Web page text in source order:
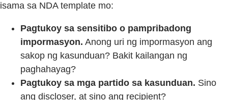
isama sa NDA template mo:
Pagtukoy sa sensitibo o pampribadong
impormasyon. Anong uri ng impormasyon ang
sakop ng kasunduan? Bakit kailangan ng
paghahayag?
Pagtukoy sa mga partido sa kasunduan. Sino
ang discloser, at sino ang recipient?